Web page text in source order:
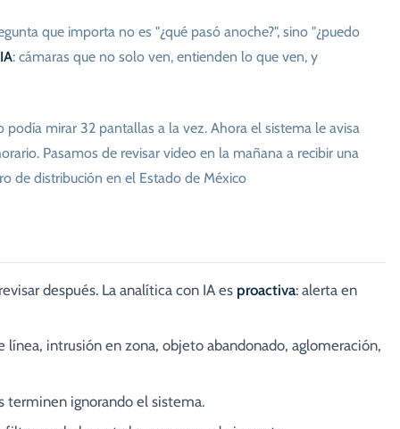
que importa no es "¿qué pasó anoche?", sino "¿puedo
: cámaras que no solo ven, entienden lo que ven, y
mirar 32 pantallas a la vez. Ahora el sistema le avisa
Pasamos de revisar video en la mañana a recibir una
de distribución en el Estado de México
después. La analítica con IA es proactiva: alerta en
intrusión en zona, objeto abandonado, aglomeración,
terminen ignorando el sistema.